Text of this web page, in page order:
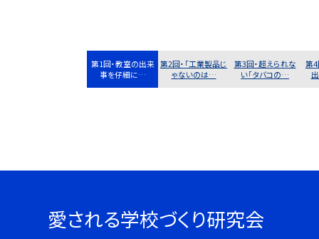
第1回・教室の出来
事を仔細に…
第2回・「工業製品じ
ゃないのは…
第3回・超えられな
い「タバコの…
第4
愛される学校づくり研究会